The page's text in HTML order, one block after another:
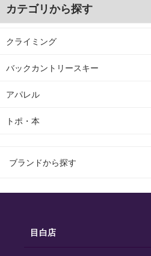
カテゴリから探す
クライミング
バックカントリースキー
アパレル
トポ・本
ブランドから探す
目白店